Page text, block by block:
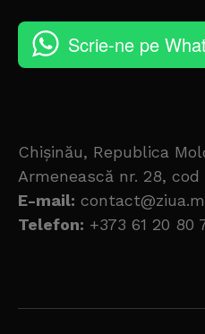
Scrie-ne pe
Chișinău, Republica
Armenească nr. 28, cod
E-mail:
Telefon: +373 61 20 80